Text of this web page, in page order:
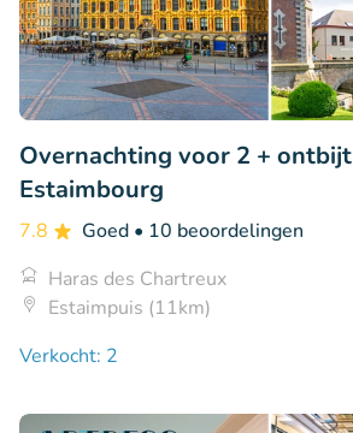
Overnachting voor 2 +
Estaimbourg
7.8 Goed • 10 beoordelingen
Haras des Chartreux
Estaimpuis (11km)
Verkocht: 2